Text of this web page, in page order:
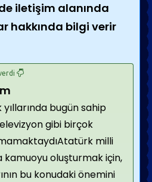
iletişim alanında
hakkında bilgi verir
bugün sahip
gibi birçok
milli
kamuoyu oluşturmak için,
bu konudaki önemini